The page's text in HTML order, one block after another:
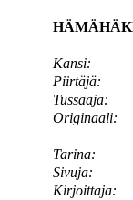
Kansi:
Piirtäjä:
Tussaaja:
Originaali:
Tarina:
Sivuja:
Kirjoittaja: